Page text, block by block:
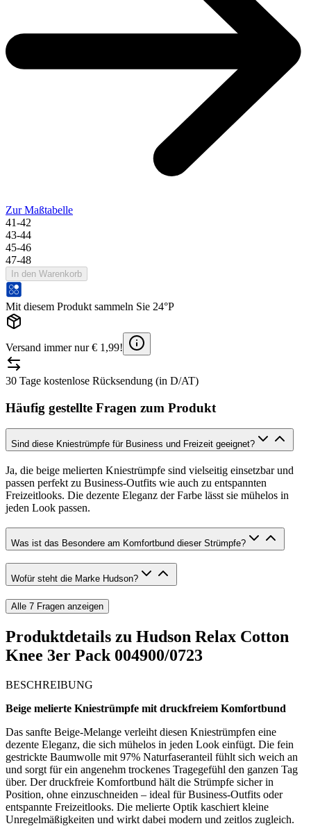
Zur Maßtabelle
41-42
43-44
45-46
47-48
In den Warenkorb
Mit diesem Produkt sammeln Sie 24°P
Versand immer nur € 1,99!
30 Tage kostenlose Rücksendung (in D/AT)
Häufig gestellte Fragen zum Produkt
Sind diese Kniestrümpfe für Business und Freizeit geeignet?
Ja, die beige melierten Kniestrümpfe sind vielseitig einsetzbar und
passen perfekt zu Business-Outfits wie auch zu entspannten
Freizeitlooks. Die dezente Eleganz der Farbe lässt sie mühelos in
jeden Look passen.
Was ist das Besondere am Komfortbund dieser Strümpfe?
Wofür steht die Marke Hudson?
Alle 7 Fragen anzeigen
Produktdetails zu Hudson Relax Cotton
Knee 3er Pack 004900/0723
BESCHREIBUNG
Beige melierte Kniestrümpfe mit druckfreiem Komfortbund
Das sanfte Beige-Melange verleiht diesen Kniestrümpfen eine
dezente Eleganz, die sich mühelos in jeden Look einfügt. Die fein
gestrickte Baumwolle mit 97% Naturfaseranteil fühlt sich weich an
und sorgt für ein angenehm trockenes Tragegefühl den ganzen Tag
über. Der druckfreie Komfortbund hält die Strümpfe sicher in
Position, ohne einzuschneiden – ideal für Business-Outfits oder
entspannte Freizeitlooks. Die melierte Optik kaschiert kleine
Unregelmäßigkeiten und wirkt dabei modern und zeitlos zugleich.